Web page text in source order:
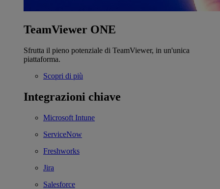
TeamViewer ONE
Sfrutta il pieno potenziale di TeamViewer, in un'unica
piattaforma.
Scopri di più
Integrazioni chiave
Microsoft Intune
ServiceNow
Freshworks
Jira
Salesforce